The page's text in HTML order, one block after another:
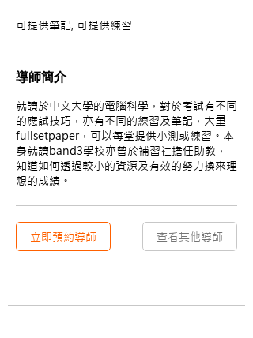
可提供筆記, 可提供練習
導師簡介
就讀於中文大學的電腦科學，對於考試有不同
的應試技巧，亦有不同的練習及筆記，大量
fullsetpaper，可以每堂提供小測或練習。本
身就讀band3學校亦曾於補習社擔任助教，
知道如何透過較小的資源及有效的努力換來理
想的成績。
立即預約導師 查看其他導師